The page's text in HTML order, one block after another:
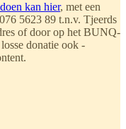
kan hier, met een
5623 89 t.n.v. Tjeerds
of door op het BUNQ-
donatie ook -